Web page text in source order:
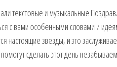
текстовые и музыкальные
с вами особенными словами и
настоящие звезды, и это
сделать этот день